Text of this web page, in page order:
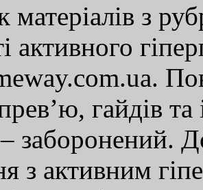
матеріалів з
активного
гайдів
– заборонений.
з активним